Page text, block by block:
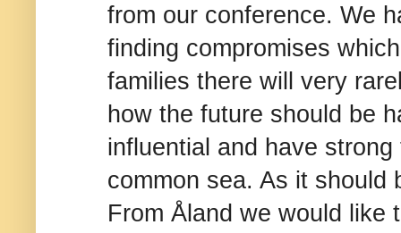
from our conference. We
finding compromises
families there will very
how the future should be
influential and have
common sea. As it should
From Åland we would like